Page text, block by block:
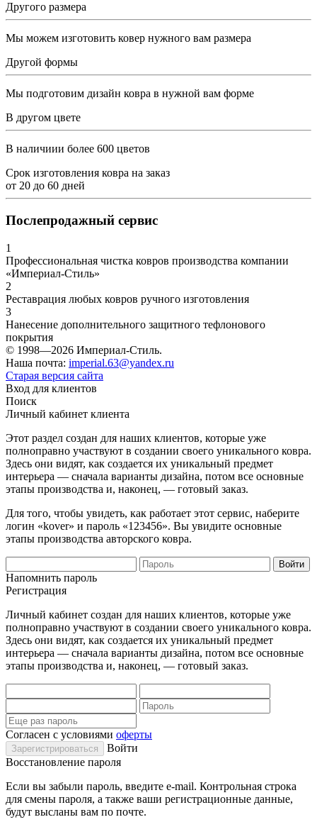
Другого размера
Мы можем изготовить ковер нужного вам размера
Другой формы
Мы подготовим дизайн ковра в нужной вам форме
В другом цвете
В наличиии более 600 цветов
Срок изготовления ковра на заказ
от 20 до 60 дней
Послепродажный сервис
1
Профессиональная чистка ковров производства компании
«Империал-Стиль»
2
Реставрация любых ковров ручного изготовления
3
Нанесение дополнительного защитного тефлонового
покрытия
© 1998—2026 Империал-Стиль.
Наша почта: imperial.63@yandex.ru
Старая версия сайта
Вход для клиентов
Поиск
Личный кабинет клиента
Этот раздел создан для наших клиентов, которые уже
полноправно участвуют в создании своего уникального ковра.
Здесь они видят, как создается их уникальный предмет
интерьера — сначала варианты дизайна, потом все основные
этапы производства и, наконец, — готовый заказ.
Для того, чтобы увидеть, как работает этот сервис, наберите
логин «kover» и пароль «123456». Вы увидите основные
этапы производства авторского ковра.
Напомнить пароль
Регистрация
Личный кабинет создан для наших клиентов, которые уже
полноправно участвуют в создании своего уникального ковра.
Здесь они видят, как создается их уникальный предмет
интерьера — сначала варианты дизайна, потом все основные
этапы производства и, наконец, — готовый заказ.
Согласен с условиями оферты
Войти
Восстановление пароля
Если вы забыли пароль, введите e-mail. Контрольная строка
для смены пароля, а также ваши регистрационные данные,
будут высланы вам по почте.